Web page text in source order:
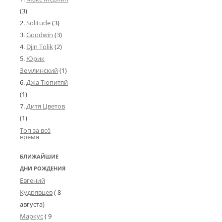
я
н
С
и
н
е
Г
о
м
э
2
1
7
Л
к
т
ё
р
о
в
у
ч
к
и
т
о
о
о
п
л
а
н
(3)
Solitude(3)
Goodwin (3)
Djin Tolik(2)
Юрик
Землинский (1)
Джа Тюпитяй
(1)
Дитя Цветов
(1)
Топ за всё
время
БЛИЖАЙШИЕ
ДНИ РОЖДЕНИЯ
Евгений
Кудрявцев( 8
августа)
Маркус( 9